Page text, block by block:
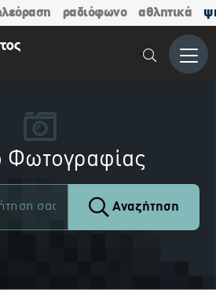
ραδιόφωνο αθλητικά
Μενού
Φωτογραφίας
Αναζήτηση